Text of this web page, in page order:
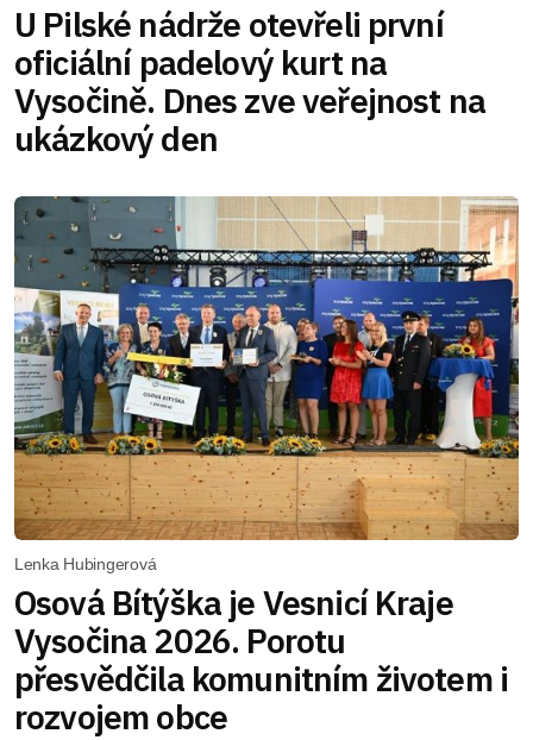
U Pilské nádrže otevřeli první
oficiální padelový kurt na
Vysočině. Dnes zve veřejnost na
ukázkový den
Lenka Hubingerová
Osová Bítýška je Vesnicí Kraje
Vysočina 2026. Porotu
přesvědčila komunitním životem i
rozvojem obce